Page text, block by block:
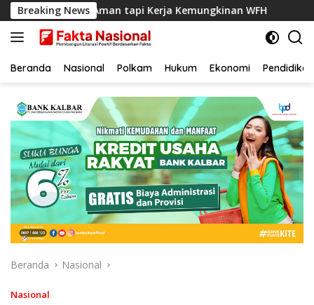
Langsung
ke
konten
Breaking News
Aman tapi Kerja Kemungkinan WFH Dinilai Lambat
Beranda Nasional Polkam Hukum Ekonomi Pendidikan
Beranda Nasional
Nasional